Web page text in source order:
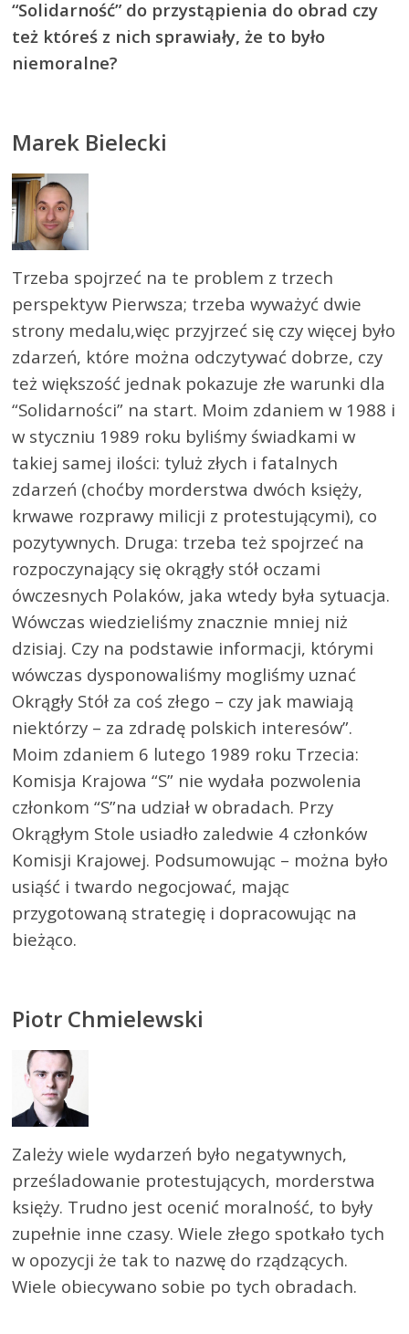
“Solidarność” do przystąpienia do obrad czy
też któreś z nich sprawiały, że to było
niemoralne?
Marek Bielecki
Trzeba spojrzeć na te problem z trzech
perspektyw Pierwsza; trzeba wyważyć dwie
strony medalu,więc przyjrzeć się czy więcej było
zdarzeń, które można odczytywać dobrze, czy
też większość jednak pokazuje złe warunki dla
“Solidarności” na start. Moim zdaniem w 1988 i
w styczniu 1989 roku byliśmy świadkami w
takiej samej ilości: tyluż złych i fatalnych
zdarzeń (choćby morderstwa dwóch księży,
krwawe rozprawy milicji z protestującymi), co
pozytywnych. Druga: trzeba też spojrzeć na
rozpoczynający się okrągły stół oczami
ówczesnych Polaków, jaka wtedy była sytuacja.
Wówczas wiedzieliśmy znacznie mniej niż
dzisiaj. Czy na podstawie informacji, którymi
wówczas dysponowaliśmy mogliśmy uznać
Okrągły Stół za coś złego – czy jak mawiają
niektórzy – za zdradę polskich interesów”.
Moim zdaniem 6 lutego 1989 roku Trzecia:
Komisja Krajowa “S” nie wydała pozwolenia
członkom “S”na udział w obradach. Przy
Okrągłym Stole usiadło zaledwie 4 członków
Komisji Krajowej. Podsumowując – można było
usiąść i twardo negocjować, mając
przygotowaną strategię i dopracowując na
bieżąco.
Piotr Chmielewski
Zależy wiele wydarzeń było negatywnych,
prześladowanie protestujących, morderstwa
księży. Trudno jest ocenić moralność, to były
zupełnie inne czasy. Wiele złego spotkało tych
w opozycji że tak to nazwę do rządzących.
Wiele obiecywano sobie po tych obradach.